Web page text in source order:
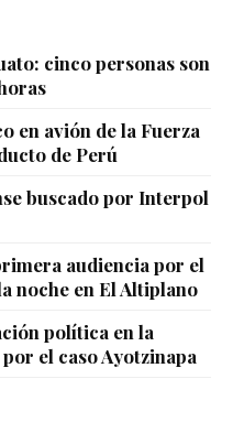
cinco personas son
en avión de la Fuerza
de Perú
buscado por Interpol
audiencia por el
noche en El Altiplano
política en la
el caso Ayotzinapa